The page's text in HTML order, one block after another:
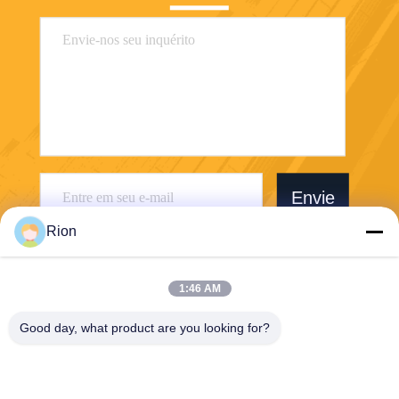
Envie
Shenzhen Rion Technology Co., Ltd.
Rion
1:46 AM
Good day, what product are you looking for?